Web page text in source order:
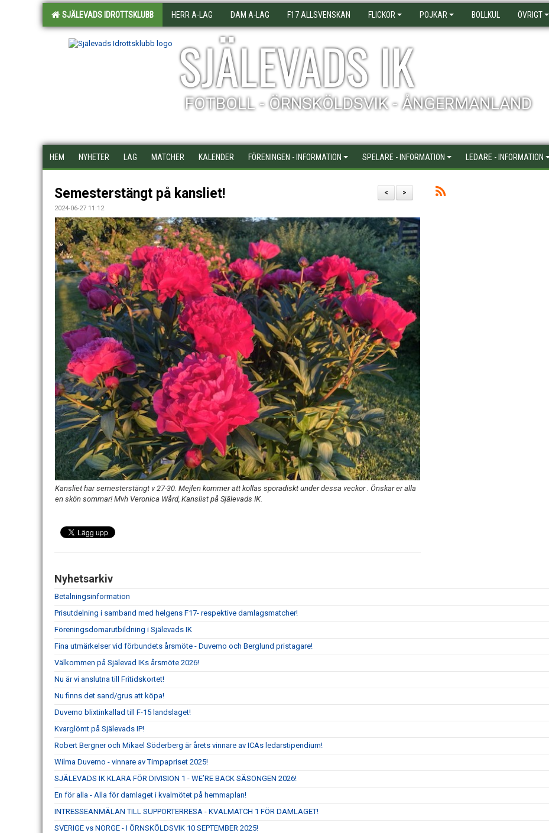
SJÄLEVADS IDROTTSKLUBB HERR A-LAG DAM A-LAG F17 ALLSVENSKAN FLICKOR POJKAR BOLLKUL ÖVRIGT
SJÄLEVADS IK
FOTBOLL - ÖRNSKÖLDSVIK - ÅNGERMANLAND
HEM NYHETER LAG MATCHER KALENDER FÖRENINGEN - INFORMATION SPELARE - INFORMATION LEDARE - INFORMATION
>
<
Semesterstängt på kansliet!
2024-06-27 11:12
Kansliet har semesterstängt v 27-30. Mejlen kommer att kollas sporadiskt under dessa veckor . Önskar er alla
en skön sommar! Mvh Veronica Wård, Kanslist på Själevads IK.
Nyhetsarkiv
Betalningsinformation
Prisutdelning i samband med helgens F17- respektive damlagsmatcher!
Föreningsdomarutbildning i Själevads IK
Fina utmärkelser vid förbundets årsmöte - Duvemo och Berglund pristagare!
Välkommen på Själevad IKs årsmöte 2026!
Nu är vi anslutna till Fritidskortet!
Nu finns det sand/grus att köpa!
Duvemo blixtinkallad till F-15 landslaget!
Kvarglömt på Själevads IP!
Robert Bergner och Mikael Söderberg är årets vinnare av ICAs ledarstipendium!
Wilma Duvemo - vinnare av Timpapriset 2025!
SJÄLEVADS IK KLARA FÖR DIVISION 1 - WE’RE BACK SÄSONGEN 2026!
En för alla - Alla för damlaget i kvalmötet på hemmaplan!
INTRESSEANMÄLAN TILL SUPPORTERRESA - KVALMATCH 1 FÖR DAMLAGET!
SVERIGE vs NORGE - I ÖRNSKÖLDSVIK 10 SEPTEMBER 2025!